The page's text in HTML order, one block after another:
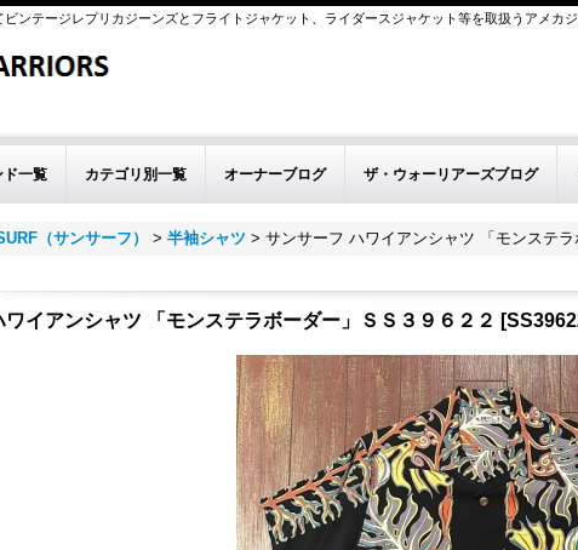
ンテージレプリカジーンズとフライトジャケット、ライダースジャケット等を取扱うアメカ
ド一覧 カテゴリ別一覧 オーナーブログ ザ・ウォーリアーズブログ
（サンサーフ） > 半袖シャツ > サンサーフ ハワイアンシャツ 「モンステ
イアンシャツ 「モンステラボーダー」ＳＳ３９６２２ [